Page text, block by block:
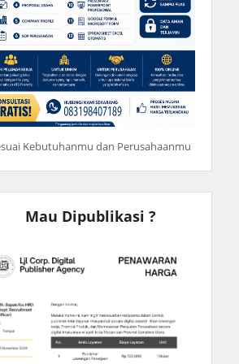
Kebutuhanmu dan Perusahaanmu
Mau Dipublikasi ?